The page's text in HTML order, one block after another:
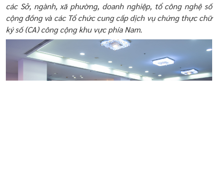
các Sở, ngành, xã phường, doanh nghiệp, tổ công nghệ số
cộng đồng và các Tổ chức cung cấp dịch vụ chứng thực chữ
ký số (CA) công cộng khu vực phía Nam.